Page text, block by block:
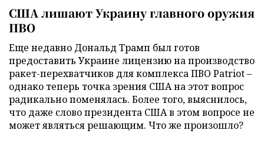
США лишают Украину главного оружия
ПВО
Еще недавно Дональд Трамп был готов
предоставить Украине лицензию на производство
ракет-перехватчиков для комплекса ПВО Patriot –
однако теперь точка зрения США на этот вопрос
радикально поменялась. Более того, выяснилось,
что даже слово президента США в этом вопросе не
может являться решающим. Что же произошло?